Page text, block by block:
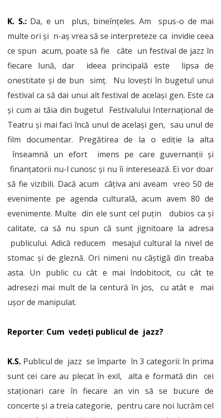
K. S.:Da, e un plus, bineînțeles. Am spus-o de mai
multe ori și n-aș vrea să se interpreteze ca invidie ceea
ce spun acum, poate să fie câte un festival de jazz în
fiecare lună, dar ideea principală este lipsa de
onestitate și de bun simț. Nu lovești în bugetul unui
festival ca să dai unui alt festival de același gen. Este ca
și cum ai tăia din bugetul Festivalului Internațional de
Teatru și mai faci încă unul de același gen, sau unul de
film documentar. Pregătirea de la o ediție la alta
înseamnă un efort imens pe care guvernanții și
finanțatorii nu-l cunosc și nu îi interesează. Ei vor doar
să fie vizibili. Dacă acum câțiva ani aveam vreo 50 de
evenimente pe agenda culturală, acum avem 80 de
evenimente. Multe din ele sunt cel puțin dubios ca și
calitate, ca să nu spun că sunt jignitoare la adresa
publicului. Adică reducem mesajul cultural la nivel de
stomac și de gleznă. Ori nimeni nu câștigă din treaba
asta. Un public cu cât e mai îndobitocit, cu cât te
adresezi mai mult de la centură în jos, cu atât e mai
ușor de manipulat.
Reporter: Cum vedeți publicul de jazz?
K.S. Publicul de jazz se împarte în 3 categorii: în prima
sunt cei care au plecat în exil, alta e formată din cei
staționari care în fiecare an vin să se bucure de
concerte și a treia categorie, pentru care noi lucrăm cel